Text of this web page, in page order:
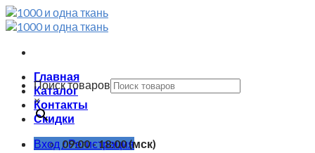
Skip
to
Главная
Каталог
Контакты
Скидки
Вход / Регистрация
Поиск товаров
×
09:00 - 18:00 (мск)